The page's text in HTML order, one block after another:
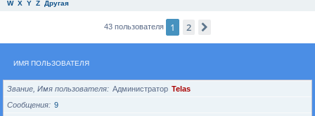
W X Y Z Другая
43 пользователя 1 2
ИМЯ ПОЛЬЗОВАТЕЛЯ
Звание, Имя пользователя Администратор Telas
Сообщения
9